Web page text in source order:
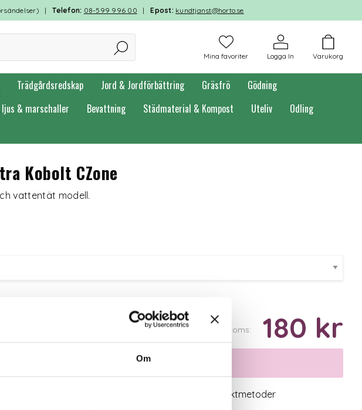
Om
|Telefon: 08-599 996 00 |Epost: kundtjanst@horto.se
Varukorg
Logga In
Mina favoriter
Trädgårdsredskap Jord & Jordförbättring Gräsfrö
Gödning
ljus & marschaller Bevattning Städmaterial & Kompost Uteliv
Odling
Kobolt CZone
vattentät modell.
Inkl. moms: 180 kr
Välj variant
Valbara fraktmetoder